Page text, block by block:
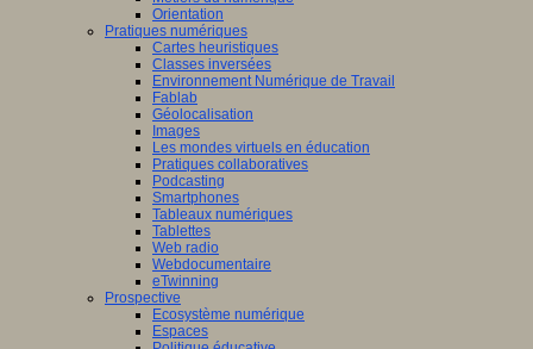
Orientation
Pratiques numériques
Cartes heuristiques
Classes inversées
Environnement Numérique de Travail
Fablab
Géolocalisation
Images
Les mondes virtuels en éducation
Pratiques collaboratives
Podcasting
Smartphones
Tableaux numériques
Tablettes
Web radio
Webdocumentaire
eTwinning
Prospective
Ecosystème numérique
Espaces